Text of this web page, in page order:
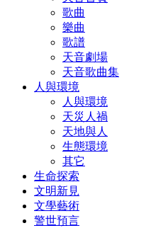
歌曲
樂曲
歌譜
天音劇場
天音歌曲集
人與環境
人與環境
天災人禍
天地與人
生態環境
其它
生命探索
文明新見
文學藝術
警世預言